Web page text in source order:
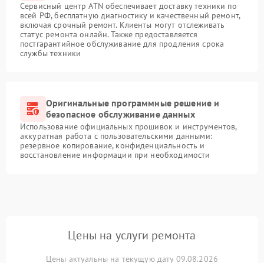
Сервисный центр ATN обеспечивает доставку техники по
всей РФ, бесплатную диагностику и качественный ремонт,
включая срочный ремонт. Клиенты могут отслеживать
статус ремонта онлайн. Также предоставляется
постгарантийное обслуживание для продления срока
службы техники
Оригинальные программные решение и
безопасное обслуживание данных
Использование официальных прошивок и инструментов,
аккуратная работа с пользовательскими данными:
резервное копирование, конфиденциальность и
восстановление информации при необходимости
Цены на услуги ремонта
Цены актуальны на текущую дату 09.08.2026